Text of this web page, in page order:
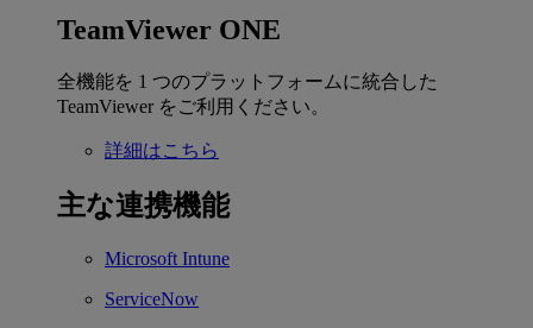
TeamViewer ONE
全機能を 1 つのプラットフォームに統合した
TeamViewer をご利用ください。
詳細はこちら
主な連携機能
Microsoft Intune
ServiceNow